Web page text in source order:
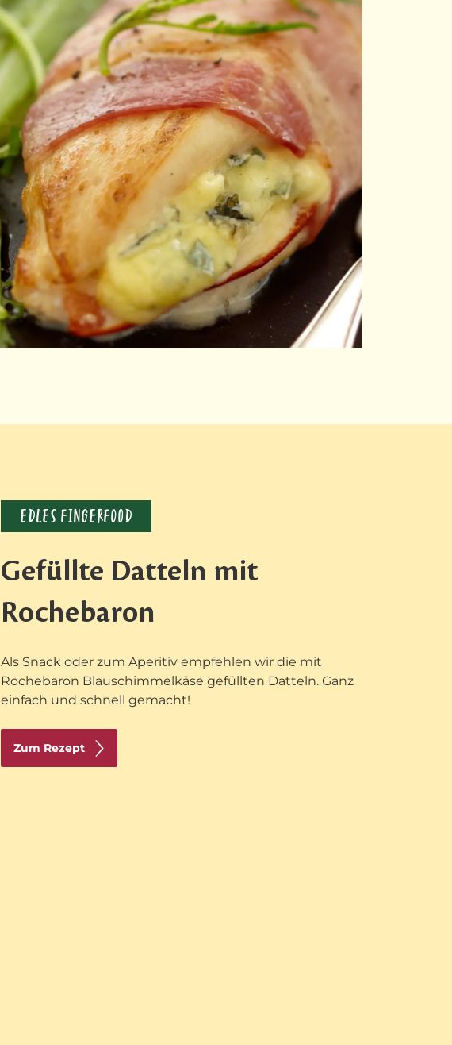
EDLES FINGERFOOD
Gefüllte Datteln mit
Rochebaron
Als Snack oder zum Aperitiv empfehlen wir die mit
Rochebaron Blauschimmelkäse gefüllten Datteln. Ganz
einfach und schnell gemacht!
Zum Rezept